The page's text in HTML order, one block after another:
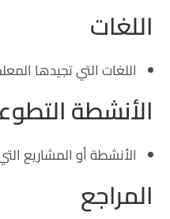
اللغات
اللغات التي تجيدها
الأنشطة
الأنشطة أو المشاريع
المراجع